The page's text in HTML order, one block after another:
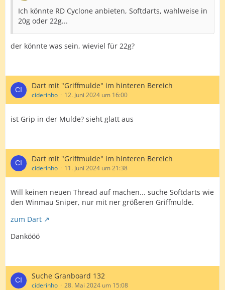
Ich könnte RD Cyclone anbieten, Softdarts, wahlweise in
20g oder 22g...
der könnte was sein, wieviel für 22g?
Dart mit "Griffmulde" im hinteren Bereich
ciderinho 12. Juni 2024 um 16:00
ist Grip in der Mulde? sieht glatt aus
Dart mit "Griffmulde" im hinteren Bereich
ciderinho 11. Juni 2024 um 21:38
Will keinen neuen Thread auf machen... suche Softdarts wie
den Winmau Sniper, nur mit ner größeren Griffmulde.
zum Dart
Dankööö
Suche Granboard 132
ciderinho 28. Mai 2024 um 15:08